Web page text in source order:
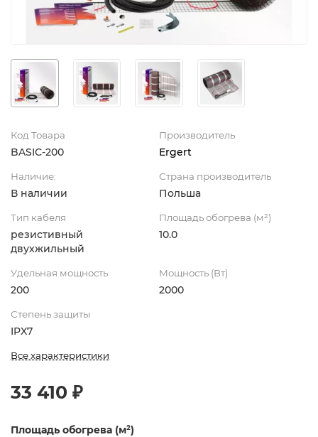
Код Товара
BASIC-200
Производитель
Ergert
Наличие:
В наличии
Страна производитель
Польша
Тип кабеля
резистивный
двухжильный
Площадь обогрева (м²)
10.0
Удельная мощность
200
Мощность (Вт)
2000
Степень защиты
IPX7
Все характеристики
33 410 ₽
Площадь обогрева (м²)